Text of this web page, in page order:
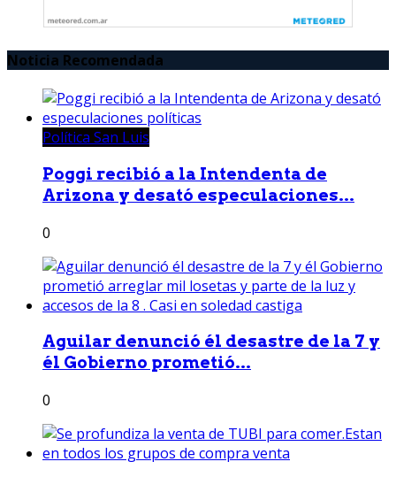
Noticia Recomendada
Política San Luis
Poggi recibió a la Intendenta de
Arizona y desató especulaciones...
0
Aguilar denunció él desastre de la 7 y
él Gobierno prometió...
0